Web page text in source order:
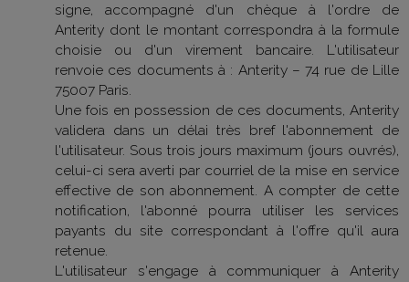
signe, accompagné d'un chèque à l'ordre de
Anterity dont le montant correspondra à la formule
choisie ou d'un virement bancaire. L'utilisateur
renvoie ces documents à : Anterity – 74 rue de Lille
75007 Paris.
Une fois en possession de ces documents, Anterity
validera dans un délai très bref l'abonnement de
l'utilisateur. Sous trois jours maximum (jours ouvrés),
celui-ci sera averti par courriel de la mise en service
effective de son abonnement. A compter de cette
notification, l'abonné pourra utiliser les services
payants du site correspondant à l'offre qu'il aura
retenue.
L'utilisateur s'engage à communiquer à Anterity